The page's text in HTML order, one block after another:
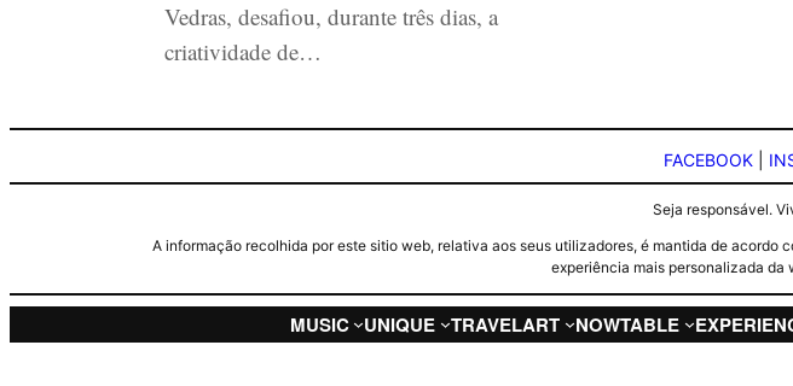
Vedras, desafiou, durante três dias, a
criatividade de…
FACEBOOK
Seja responsável.
A informação recolhida por este sitio web, relativa aos seus utilizadores, é mantida de
experiência mais personalizada
MUSIC UNIQUE TRAVELART NOWTABLE